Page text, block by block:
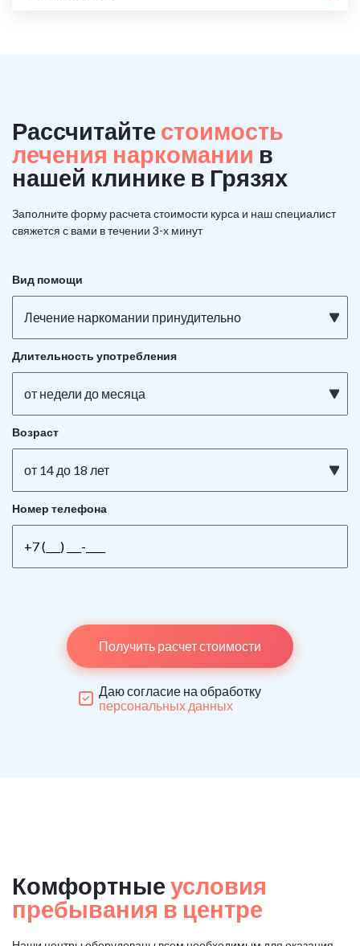
Рассчитайте стоимость
лечения наркомании в
нашей клинике в Грязях
Заполните форму расчета стоимости курса и наш специалист
свяжется с вами в течении 3-х минут
Вид помощи
Лечение наркомании принудительно
Длительность употребления
от недели до месяца
Возраст
от 14 до 18 лет
Номер телефона
Получить расчет стоимости
Даю согласие на обработку
персональных данных
Комфортные условия
пребывания в центре